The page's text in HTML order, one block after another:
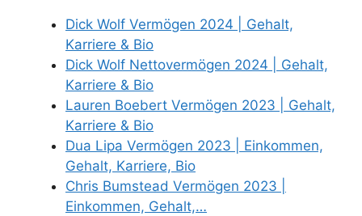
Dick Wolf Vermögen 2024 | Gehalt,
Karriere & Bio
Dick Wolf Nettovermögen 2024 | Gehalt,
Karriere & Bio
Lauren Boebert Vermögen 2023 | Gehalt,
Karriere & Bio
Dua Lipa Vermögen 2023 | Einkommen,
Gehalt, Karriere, Bio
Chris Bumstead Vermögen 2023 |
Einkommen, Gehalt,…